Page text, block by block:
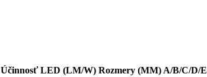
Účinnosť LED (LM/W) Rozmery (MM) A/B/C/D/E